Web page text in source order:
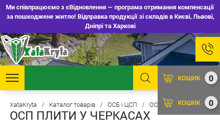
Ми співпрацюємо з єВідновлення — програма отримання компенсації
за пошкоджене житло! Відправка продукції зі складів в Києві, Львові,
Дніпрі та Харкові
0
КОШИК
0
КОШИК
XataKryta / Каталог товарів / ОСБ і ЦСП / ОСБ плити
ОСП ПЛИТИ У ЧЕРКАСАХ